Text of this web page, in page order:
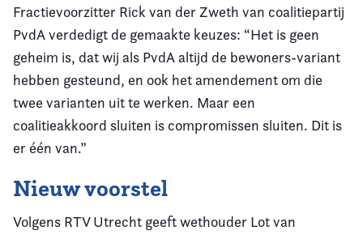
Fractievoorzitter Rick van der Zweth van coalitiepartij
PvdA verdedigt de gemaakte keuzes: “Het is geen
geheim is, dat wij als PvdA altijd de bewoners-variant
hebben gesteund, en ook het amendement om die
twee varianten uit te werken. Maar een
coalitieakkoord sluiten is compromissen sluiten. Dit is
er één van.”
Nieuw voorstel
Volgens RTV Utrecht geeft wethouder Lot van